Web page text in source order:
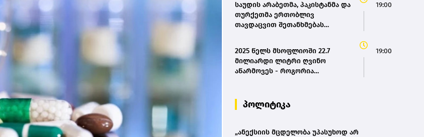
„გარდიანი“
საუდის არაბეთმა, პაკისტანმა და
თურქეთმა ერთობლივ
თავდაცვით შეთანხმებას
19:00
2025 წელს მსოფლიოში 22.7
მილიარდი ლიტრი ღვინო
აწარმოვეს - როგორია
19:00
პოლიტიკა
„ანექსიის მცდელობა უპასუხოდ არ